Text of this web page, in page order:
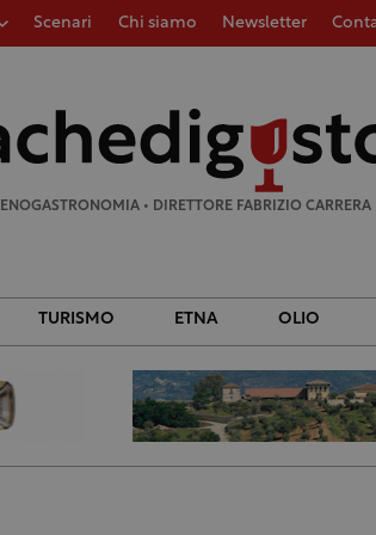
Scenari Chi siamo Newsletter
• DIRETTORE FABRIZIO CARRERA
TURISMO ETNA OLIO